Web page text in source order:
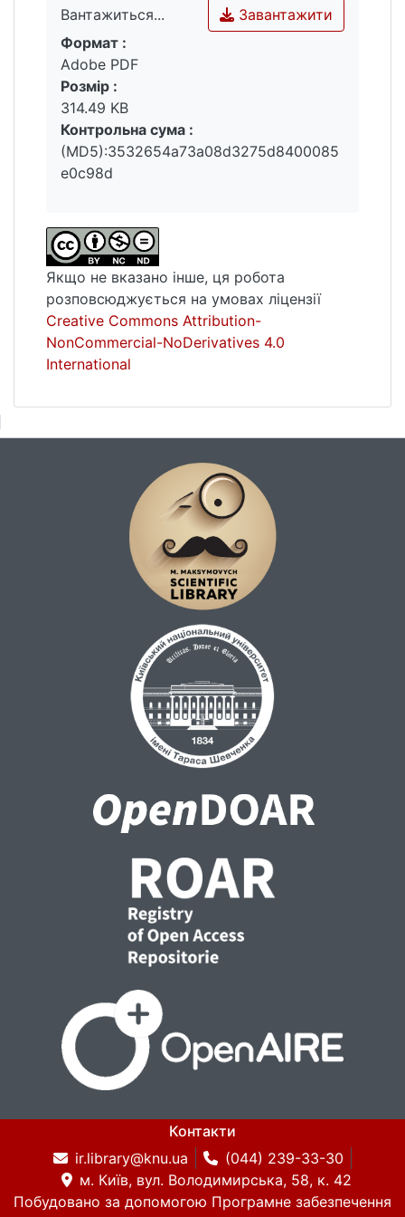
Вантажиться...
Вантажиться...
Завантажити
Формат :
Adobe PDF
Розмір :
314.49 KB
Контрольна сума :
(MD5):3532654a73a08d3275d8400085
e0c98d
Якщо не вказано інше, ця робота
розповсюджується на умовах ліцензії
Creative Commons Attribution-
NonCommercial-NoDerivatives 4.0
International
Контакти
ir.library@knu.ua
(044) 239-33-30
м. Київ, вул. Володимирська, 58, к. 42
Побудовано за допомогою Програмне забезпечення